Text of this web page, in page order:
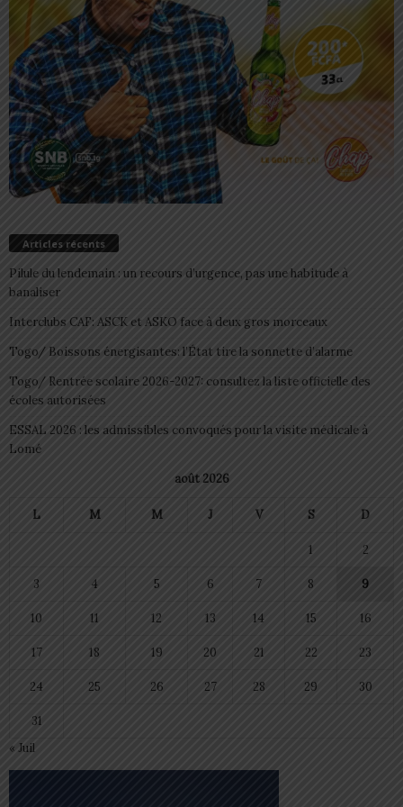
Articles récents
Pilule du lendemain : un recours d’urgence, pas une habitude à
banaliser
Interclubs CAF: ASCK et ASKO face à deux gros morceaux
Togo/ Boissons énergisantes: l’État tire la sonnette d’alarme
Togo/ Rentrée scolaire 2026-2027: consultez la liste officielle des
écoles autorisées
ESSAL 2026 : les admissibles convoqués pour la visite médicale à
Lomé
août 2026
L M M J V S D
1 2
3 4 5 6 7 8 9
10 11 12 13 14 15 16
17 18 19 20 21 22 23
24 25 26 27 28 29 30
31
« Juil